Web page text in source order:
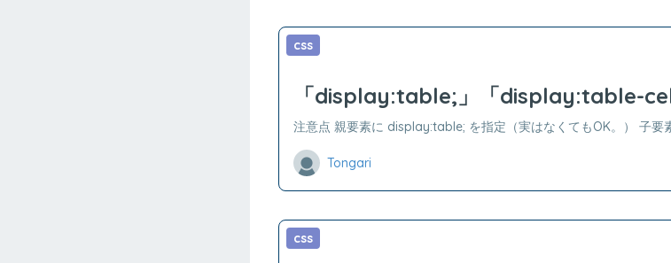
css
「display:table;」「display:table-
注意点 親要素に display:table; を指定（実はなくてもOK。） 子
Tongari
css